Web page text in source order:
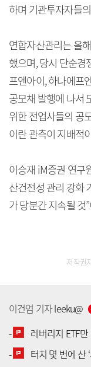
하며 기관투자자들
연합자산관리는 올
했으며, 당시 단순경
프엔아이, 하나에프
공모채 발행에 나서
위한 전업사들의 공
이란 관측이 지배적
이승재 iM증권 연구
산건전성 관리 강화
가 당분간 지속될 것
저작권
이건엄 기자leeku@
-
레버리지 ETF만
-
터치 몇 번에 산
[공지] 유료서비스 가